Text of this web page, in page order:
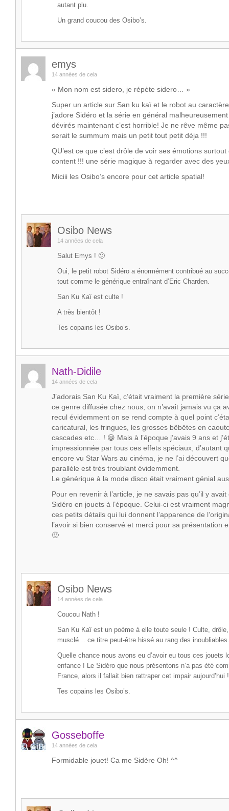
autant plu.
Un grand coucou des Osibo’s.
emys
14 années de cela
« Mon nom est sidero, je répète sidero… »
Super un article sur San ku kaï et le robot au
j’adore Sidéro et la série en général
dévirés maintenant c’est horrible! Je ne rêve même
serait le summum mais un petit tout petit déja !!!
QU’est ce que c’est drôle de voir ses émotions surtout
content !!! une série magique à regarder avec des
Miciii les Osibo’s encore pour cet article spatial!
Osibo News
14 années de cela
Salut Emys ! 🙂
Oui, le petit robot Sidéro a énormément contribué au
tout comme le générique entraînant d’Eric Charden.
San Ku Kaï est culte !
A très bientôt !
Tes copains les Osibo’s.
Nath-Didile
14 années de cela
J’adorais San Ku Kaï, c’était vraiment la première
ce genre diffusée chez nous, on n’avait jamais vu ça
recul évidemment on se rend compte à quel point
caricatural, les fringues, les grosses bêbêtes en
cascades etc… ! 😀 Mais à l’époque j’avais 9 ans et
impressionnée par tous ces effets spéciaux, d’autant
encore vu Star Wars au cinéma, je ne l’ai découvert
parallèle est très troublant évidemment.
Le générique à la mode disco était vraiment génial
Pour en revenir à l’article, je ne savais pas qu’il y
Sidéro en jouets à l’époque. Celui-ci est vraiment
ces petits détails qui lui donnent l’apparence de
l’avoir si bien conservé et merci pour sa présentation
🙂
Osibo News
14 années de cela
Coucou Nath !
San Ku Kaï est un poème à elle toute seule ! Culte,
musclé… ce titre peut-être hissé au rang des inoubliables.
Quelle chance nous avons eu d’avoir eu tous ces jouets
enfance ! Le Sidéro que nous présentons n’a pas été
France, alors il fallait bien rattraper cet impair aujourd’hui
Tes copains les Osibo’s.
Gosseboffe
14 années de cela
Formidable jouet! Ca me Sidère Oh! ^^